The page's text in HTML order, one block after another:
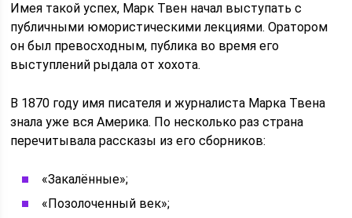
Имея такой успех, Марк Твен начал выступать с
публичными юмористическими лекциями. Оратором
он был превосходным, публика во время его
выступлений рыдала от хохота.
В 1870 году имя писателя и журналиста Марка Твена
знала уже вся Америка. По несколько раз страна
перечитывала рассказы из его сборников:
«Закалённые»;
«Позолоченный век»;